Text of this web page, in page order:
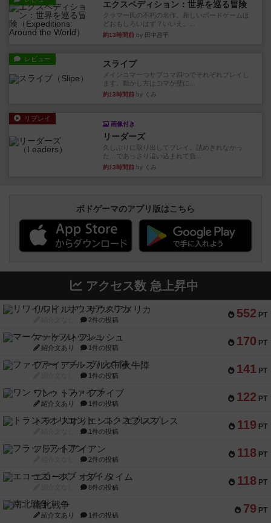
エクスペディション：世界を巡る冒険
クラマー氏の不朽の名作。新しいボードゲームほ
どおもしろいはず？いいえ。...
約13時間前 by 田中昌平
レビュー スライプ
メインコマ一つサブコマ四つでそれぞれプレイし
ます。動かし方はコマか壁に...
約13時間前 by くみ
リプレイ
画像付き
リーダーズ
久しぶりに取り出してプレイ。詰めきれなかっ
た…であっさり追い込まれて負...
約13時間前 by くみ
ボドゲーマのアプリ版はこちら
アクセス数 急上昇中
552 PT
リワイルド：サウスアメリカ
2件の投稿
170 PT
マーケットフレッシュ
紹介文あり 1件の投稿
141 PT
ファイアー・ブルズ / 火牛陣
1件の投稿
122 PT
ワン・トゥ・ファイブ
紹介文あり 1件の投稿
119 PT
トランスオリエント・エクスプレス
1件の投稿
118 PT
フラットアイアン
2件の投稿
118 PT
エコーズ・オブ・タイム
8件の投稿
79 PT
南北戦争
紹介文あり 1件の投稿